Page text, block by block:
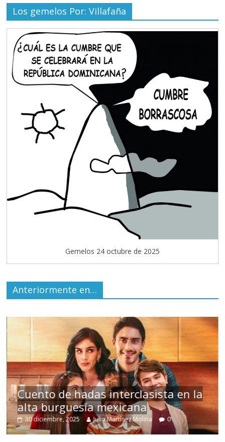
Los gemelos Por: Villafaña
Gemelos 24 octubre de 2025
Anteriormente en…
Cuento de hadas interclasista en la
alta burguesía mexicana
30 diciembre, 2025 Julio Martínez Molina 0